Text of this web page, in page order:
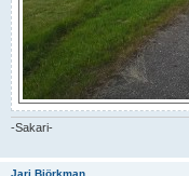
-Sakari-
Jari Björkman